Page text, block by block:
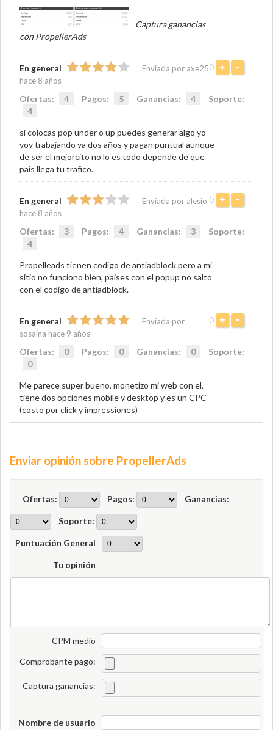
Captura ganancias
con PropellerAds
0 + -
En general
Enviada por axe25
hace 8 años
Ofertas: 4 Pagos: 5 Ganancias: 4
Soporte:
4
si colocas pop under o up puedes generar algo yo
voy trabajando ya dos años y pagan puntual aunque
de ser el mejorcito no lo es todo depende de que
pais llega tu trafico.
0 + -
En general
Enviada por alesio
hace 8 años
Ofertas: 3 Pagos: 4 Ganancias: 3
Soporte:
4
Propelleads tienen codigo de antiadblock pero a mi
sitio no funciono bien, paises con el popup no salto
con el codigo de antiadblock.
0 + -
En general
Enviada por
sosaina hace 9 años
Ofertas: 0 Pagos: 0 Ganancias: 0
Soporte:
0
Me parece super bueno, monetizo mi web con el,
tiene dos opciones mobile y desktop y es un CPC
(costo por click y impressiones)
Enviar opinión sobre PropellerAds
Ofertas: Pagos: Ganancias:
Soporte:
Puntuación General
Tu opinión
CPM medio
Comprobante pago:
Captura ganancias:
Nombre de usuario